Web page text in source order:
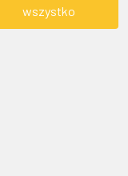
wszystko